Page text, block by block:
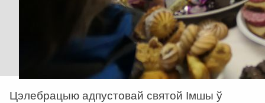
Цэлебрацыю адпустовай святой Імшы ў